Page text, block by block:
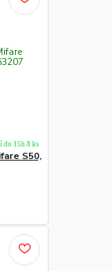
S50,
do 15h 8 ks